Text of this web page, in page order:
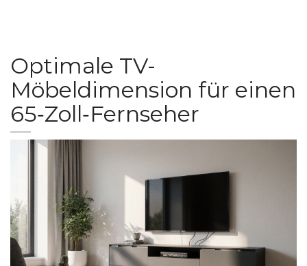
Optimale TV-
Möbeldimension für einen
65‑Zoll‑Fernseher